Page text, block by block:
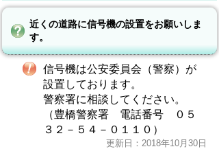
近くの道路に信号機の設置をお願いしま
す。
信号機は公安委員会（警察）が
設置しております。
警察署に相談してください。
（豊橋警察署 電話番号 ０５
３２－５４－０１１０）
更新日：2018年10月30日